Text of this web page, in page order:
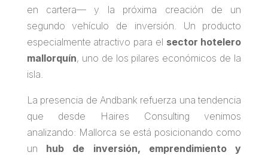
en cartera— y la próxima creación de un
segundo vehículo de inversión. Un producto
especialmente atractivo para el sector hotelero
mallorquín, uno de los pilares económicos de la
isla.
La presencia de Andbank refuerza una tendencia
que desde Haires Consulting venimos
analizando: Mallorca se está posicionando como
un hub de inversión, emprendimiento y